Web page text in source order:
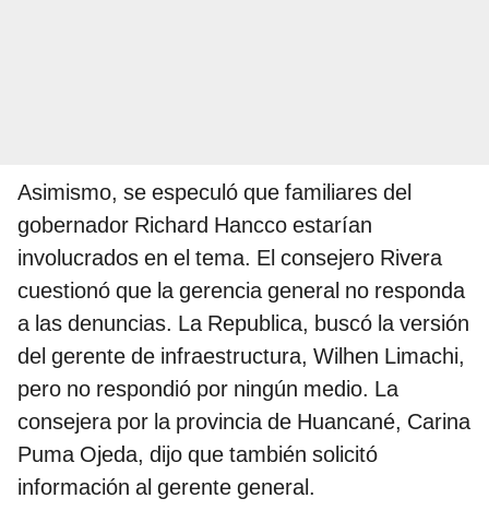
Asimismo, se especuló que familiares del
gobernador Richard Hancco estarían
involucrados en el tema. El consejero Rivera
cuestionó que la gerencia general no responda
a las denuncias. La Republica, buscó la versión
del gerente de infraestructura, Wilhen Limachi,
pero no respondió por ningún medio. La
consejera por la provincia de Huancané, Carina
Puma Ojeda, dijo que también solicitó
información al gerente general.